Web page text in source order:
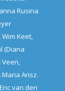
Rusina
Keet,
(Diana
Veen,
Arisz.
van den